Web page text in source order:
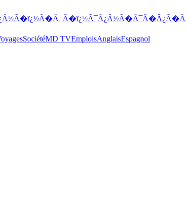
SociétéMD TVEmploisAnglaisEspagnol